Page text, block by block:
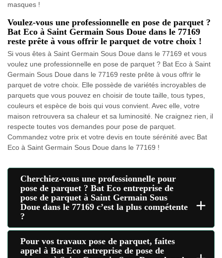
masques !
Voulez-vous une professionnelle en pose de parquet ?
Bat Eco à Saint Germain Sous Doue dans le 77169
reste prête à vous offrir le parquet de votre choix !
Si vous êtes à Saint Germain Sous Doue dans le 77169 et vous
voulez une professionnelle en pose de parquet ? Bat Eco à Saint
Germain Sous Doue dans le 77169 reste prête à vous offrir le
parquet de votre choix. Elle possède de variétés incroyables de
parquets que vous pouvez en choisir de toute taille, tous types,
couleurs et espèce de bois qui vous convient. Avec elle, votre
maison retrouvera sa chaleur et sa luminosité. Ne craignez rien, il
respecte toutes vos demandes pour pose de parquet.
Commandez votre prix et votre devis en toute sérénité avec Bat
Eco à Saint Germain Sous Doue dans le 77169 !
Cherchiez-vous une professionnelle pour
pose de parquet ? Bat Eco entreprise de
pose de parquet à Saint Germain Sous
Doue dans le 77169 c’est la plus compétente
?
+
Pour vos travaux pose de parquet, faites
appel à Bat Eco entreprise de pose de